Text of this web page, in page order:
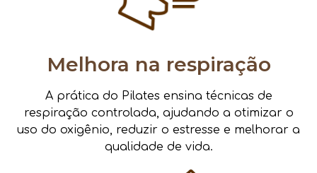
Melhora na respiração
A prática do Pilates ensina técnicas de
respiração controlada, ajudando a otimizar o
uso do oxigênio, reduzir o estresse e melhorar a
qualidade de vida.